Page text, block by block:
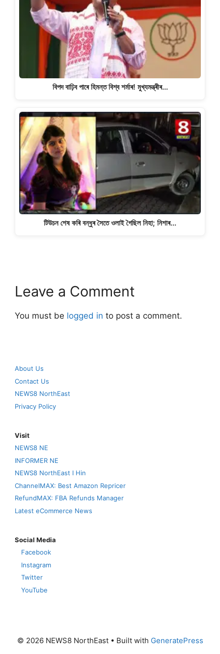
বিপদ বাঢ়িব পাৰে হিমন্ত বিশ্ব শৰ্মাৰ! মুখ্যমন্ত্ৰীৰ…
টিউচন শেষ কৰি বন্ধুৰ সৈতে ওলাই গৈছিল নিহা; নিশাৰ…
Leave a Comment
You must be logged in to post a comment.
About Us
Contact Us
NEWS8 NorthEast
Privacy Policy
Visit
NEWS8 NE
INFORMER NE
NEWS8 NorthEast I Hin
ChannelMAX: Best Amazon Repricer
RefundMAX: FBA Refunds Manager
Latest eCommerce News
Social Media
Facebook
Instagram
Twitter
YouTube
© 2026 NEWS8 NorthEast• Built with GeneratePress